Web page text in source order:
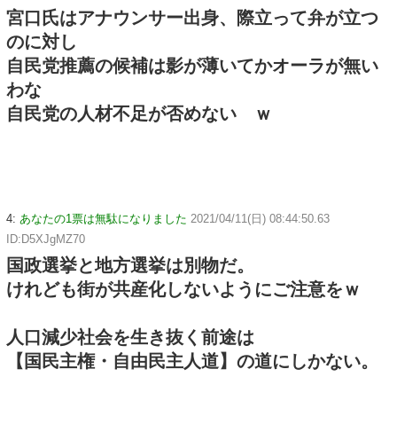
宮口氏はアナウンサー出身、際立って弁が立つ
のに対し
自民党推薦の候補は影が薄いてかオーラが無い
わな
自民党の人材不足が否めない ｗ
4: あなたの1票は無駄になりました 2021/04/11(日) 08:44:50.63
ID:D5XJgMZ70
国政選挙と地方選挙は別物だ。
けれども街が共産化しないようにご注意をｗ
人口減少社会を生き抜く前途は
【国民主権・自由民主人道】の道にしかない。